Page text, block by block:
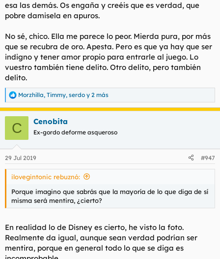
esa las demás. Os engaña y creéis que es verdad, que
pobre damisela en apuros.
No sé, chico. Ella me parece lo peor. Mierda pura, por más
que se recubra de oro. Apesta. Pero es que ya hay que ser
indigno y tener amor propio para entrarle al juego. Lo
vuestro también tiene delito. Otro delito, pero también
delito.
R
e
a
e
s
Morzhilla, Timmy, serdo y 2 más
C Cenobita
Ex-gordo deforme asqueroso
29 Jul 2019 #947
ilovegintonic rebuznó:
Porque imagino que sabrás que la mayoría de lo que diga de sí
misma será mentira, ¿cierto?
En realidad lo de Disney es cierto, he visto la foto.
Realmente da igual, aunque sean verdad podrían ser
mentira, porque en general todo lo que se diga es